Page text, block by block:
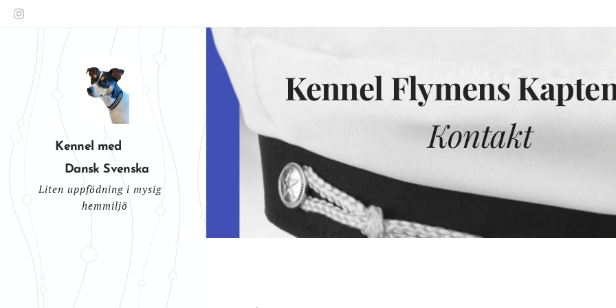
Kennel med
Dansk Svenska
gårdshundar
Liten uppfödning i mysig
hemmiljö
Kennel Flymens
Kontakt